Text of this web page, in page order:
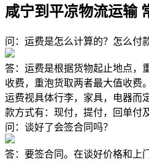
咸宁到平凉物流运输
问：运费是怎么计算的？怎么付
答：运费是根据货物起止地点，
收费，重泡货取两者最大值收费
运费视具体行李，家具，电器而
款方式有：现付，提付，回单付
问：谈好了会签合同吗？
答：要签合同。在谈好价格和上